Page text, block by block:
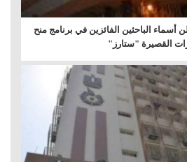
أسماء الباحثين الفائزين في برنامج منح
القصيرة "ستارز"